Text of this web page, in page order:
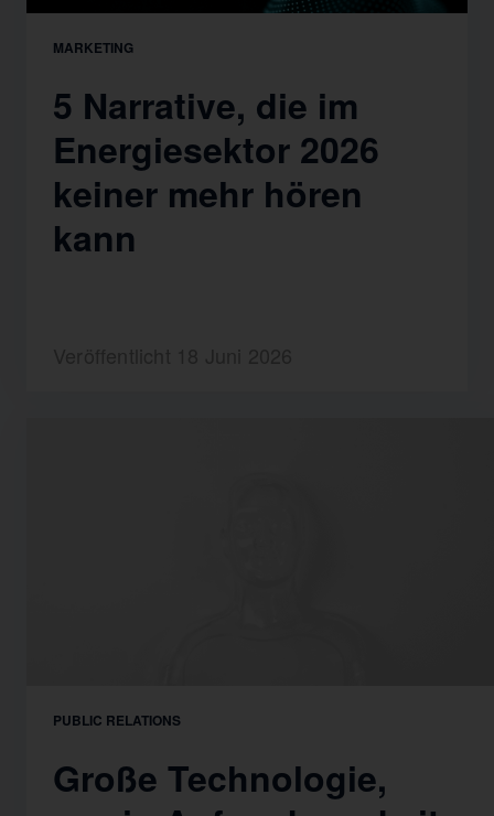
MARKETING
5 Narrative, die im
Energiesektor 2026
keiner mehr hören
kann
PUBLIC RELATIONS
Große Technologie,